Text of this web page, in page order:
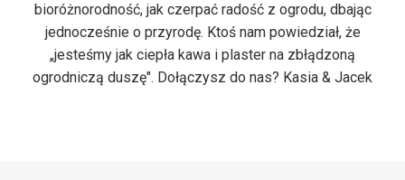
bioróżnorodność, jak czerpać radość z ogrodu, dbając
jednocześnie o przyrodę. Ktoś nam powiedział, że
„jesteśmy jak ciepła kawa i plaster na zbłądzoną
ogrodniczą duszę". Dołączysz do nas? Kasia & Jacek